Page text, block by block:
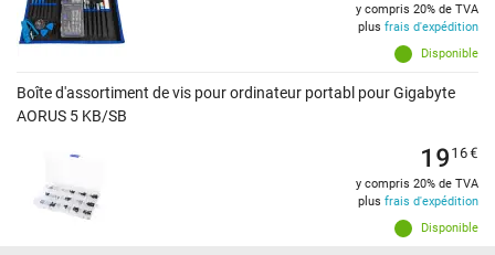
Disponible
y compris 20% de TVA
plus frais d'expédition
Boîte d'assortiment de vis pour ordinateur portabl pour Gigabyte
AORUS 5 KB/SB
Disponible
1916€
y compris 20% de TVA
plus frais d'expédition